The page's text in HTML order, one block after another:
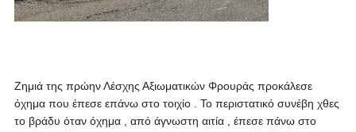
Ζημιά της πρώην Λέσχης Αξιωματικών Φρουράς προκάλεσε
όχημα που έπεσε επάνω στο τοιχίο . Το περιστατικό συνέβη χθες
το βράδυ όταν όχημα , από άγνωστη αιτία , έπεσε πάνω στο